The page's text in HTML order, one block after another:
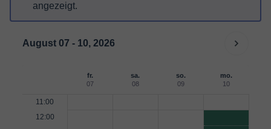
angezeigt.
August 07 - 10, 2026
fr.
07
sa.
08
so.
09
mo.
10
11:00
12:00